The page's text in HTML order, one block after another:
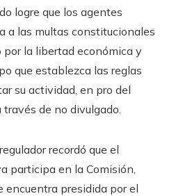
logre que los agentes
a las multas constitucionales
la libertad económica y
que establezca las reglas
su actividad, en pro del
través de no divulgado.
recordó que el
participa en la Comisión,
encuentra presidida por el